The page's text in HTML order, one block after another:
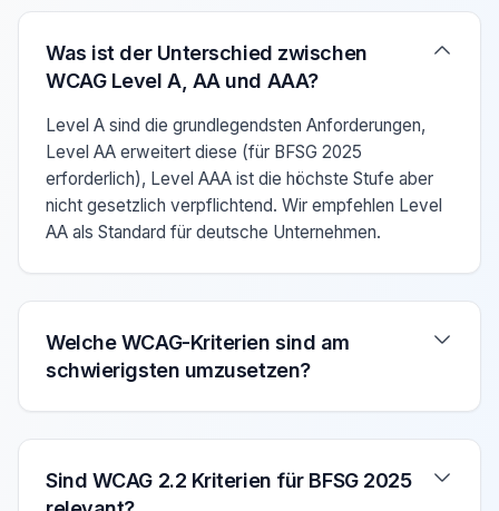
Verwenden Sie die Pfeiltasten Auf/Ab um zwischen
Was ist der Unterschied zwischen
WCAG Level A, AA und AAA?
Level A sind die grundlegendsten Anforderungen,
Level AA erweitert diese (für BFSG 2025
erforderlich), Level AAA ist die höchste Stufe aber
nicht gesetzlich verpflichtend. Wir empfehlen Level
AA als Standard für deutsche Unternehmen.
Welche WCAG-Kriterien sind am
schwierigsten umzusetzen?
Sind WCAG 2.2 Kriterien für BFSG 2025